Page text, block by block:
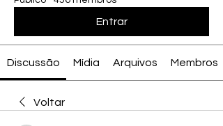
Entrar
Discussão Mídia Arquivos Membros
Voltar